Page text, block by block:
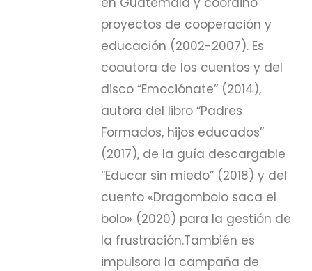
proyectos de cooperación y
educación (2002-2007). Es
coautora de los cuentos y del
disco “Emociónate” (2014),
autora del libro “Padres
Formados, hijos educados”
(2017), de la guía descargable
“Educar sin miedo” (2018) y del
cuento «Dragombolo saca el
bolo» (2020) para la gestión de
la frustración.También es
impulsora la campaña de